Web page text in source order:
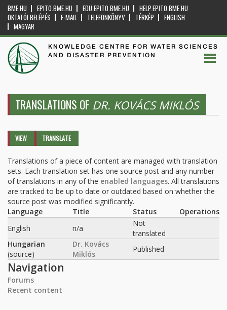
BME.HU EPITO.BME.HU EDU.EPITO.BME.HU
HELP.EPITO.BME.HU
OKTATÓI BELÉPÉS
E-MAIL TELEFONKÖNYV TÉRKÉP
ENGLISH
MAGYAR
KNOWLEDGE CENTRE FOR WATER SCIENCES
AND DISASTER PREVENTION
TRANSLATIONS OF DR. KOVÁCS MIKLÓS
Primary tabs
VIEW TRANSLATE
Translations of a piece of content are managed with translation
sets. Each translation set has one source post and any number
of translations in any of the enabled languages. All translations
are tracked to be up to date or outdated based on whether the
source post was modified significantly.
Language
Title Status
Operations
English
n/a
Not
translated
Hungarian
(source)
Dr. Kovács
Miklós
Published
Navigation
Forums
Recent content